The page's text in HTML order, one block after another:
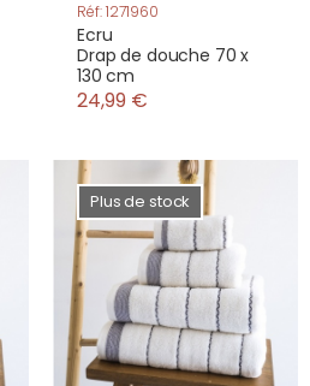
Réf: 1271960
Ecru
Drap de douche 70 x
130 cm
24,99 €
Plus de stock